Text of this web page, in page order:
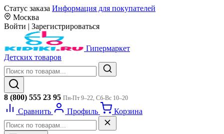
Статус заказа Информация для покупателей
Москва
Войти | Зарегистрироваться
Гипермаркет
Детских товаров
8 (800) 555 23 95 Пн-Пт 9–22, Сб-Вс 10–20
Сравнить Профиль Корзина